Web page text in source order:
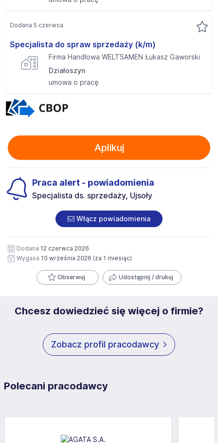
Specjalista do spraw sprzedaży (k/m)
Firma Handlowa WELTSAMEN Łukasz Gaworski
Działoszyn
umowa o pracę
Dodana 5 czerwca
Aplikuj
Praca alert - powiadomienia
Specjalista ds. sprzedaży, Ujsoły
Włącz powiadomienia
Dodana 12 czerwca 2026
Wygasa 10 września 2026 (za 1 miesiąc)
Obserwuj Udostępnij / drukuj
Chcesz dowiedzieć się więcej o firmie?
Zobacz profil pracodawcy
Polecani pracodawcy